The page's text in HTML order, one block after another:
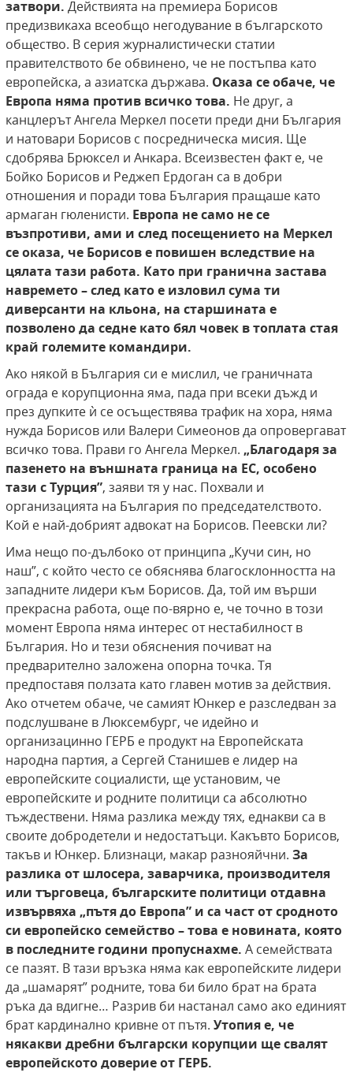
затвори. Действията на премиера Борисов
предизвикаха всеобщо негодувание в българското
общество. В серия журналистически статии
правителството бе обвинено, че не постъпва като
европейска, а азиатска държава. Оказа се обаче, че
Европа няма против всичко това. Не друг, а
канцлерът Ангела Меркел посети преди дни България
и натовари Борисов с посредническа мисия. Ще
сдобрява Брюксел и Анкара. Всеизвестен факт е, че
Бойко Борисов и Реджеп Ердоган са в добри
отношения и поради това България пращаше като
армаган гюленисти. Европа не само не се
възпротиви, ами и след посещението на Меркел
се оказа, че Борисов е повишен вследствие на
цялата тази работа. Като при гранична застава
навремето – след като е изловил сума ти
диверсанти на кльона, на старшината е
позволено да седне като бял човек в топлата стая
край големите командири.
Ако някой в България си е мислил, че граничната
ограда е корупционна яма, пада при всеки дъжд и
през дупките ѝ се осъществява трафик на хора, няма
нужда Борисов или Валери Симеонов да опровергават
всичко това. Прави го Ангела Меркел. „Благодаря за
пазенето на външната граница на ЕС, особено
тази с Турция”, заяви тя у нас. Похвали и
организацията на България по председателството.
Кой е най-добрият адвокат на Борисов. Пеевски ли?
Има нещо по-дълбоко от принципа „Кучи син, но
наш”, с който често се обяснява благосклонността на
западните лидери към Борисов. Да, той им върши
прекрасна работа, още по-вярно е, че точно в този
момент Европа няма интерес от нестабилност в
България. Но и тези обяснения почиват на
предварително заложена опорна точка. Тя
предпоставя ползата като главен мотив за действия.
Ако отчетем обаче, че самият Юнкер е разследван за
подслушване в Люксембург, че идейно и
организацинно ГЕРБ е продукт на Европейската
народна партия, а Сергей Станишев е лидер на
европейските социалисти, ще установим, че
европейските и родните политици са абсолютно
тъждествени. Няма разлика между тях, еднакви са в
своите добродетели и недостатъци. Какъвто Борисов,
такъв и Юнкер. Близнаци, макар разнояйчни. За
разлика от шлосера, заварчика, производителя
или търговеца, българските политици отдавна
извървяха „пътя до Европа” и са част от сродното
си европейско семейство – това е новината, която
в последните години пропуснахме. А семействата
се пазят. В тази връзка няма как европейските лидери
да „шамарят” родните, това би било брат на брата
ръка да вдигне… Разрив би настанал само ако единият
брат кардинално кривне от пътя. Утопия е, че
някакви дребни български корупции ще свалят
европейското доверие от ГЕРБ.